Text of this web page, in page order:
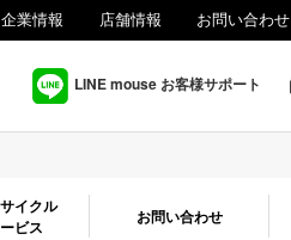
企業情報 店舗情報 お問い合わせ
LINE mouse お客様サポート
イクル
ビス
お問い合わせ